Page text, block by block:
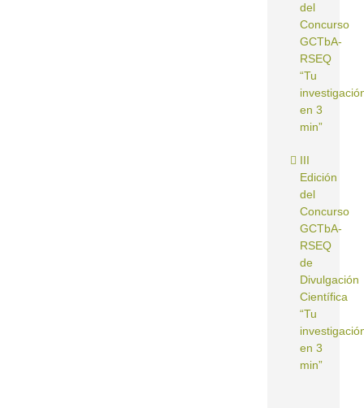
del
Concurso
GCTbA-
RSEQ
“Tu
en 3
min”
III
Edición
del
Concurso
GCTbA-
RSEQ
de
Divulgación
Científica
“Tu
en 3
min”